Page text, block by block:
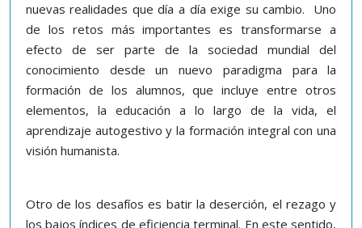
nuevas realidades que día a día exige su cambio. Uno
de los retos más importantes es transformarse a
efecto de ser parte de la sociedad mundial del
conocimiento desde un nuevo paradigma para la
formación de los alumnos, que incluye entre otros
elementos, la educación a lo largo de la vida, el
aprendizaje autogestivo y la formación integral con una
visión humanista.
Otro de los desafíos es batir la deserción, el rezago y
los bajos índices de eficiencia terminal. En este sentido,